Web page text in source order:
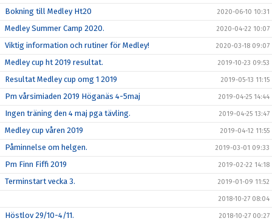
Bokning till Medley Ht20 2020-06-10 10:31
Medley Summer Camp 2020. 2020-04-22 10:07
Viktig information och rutiner för Medley! 2020-03-18 09:07
Medley cup ht 2019 resultat. 2019-10-23 09:53
Resultat Medley cup omg 1 2019 2019-05-13 11:15
Pm vårsimiaden 2019 Höganäs 4-5maj 2019-04-25 14:44
Ingen träning den 4 maj pga tävling. 2019-04-25 13:47
Medley cup våren 2019 2019-04-12 11:55
Påminnelse om helgen. 2019-03-01 09:33
Pm Finn Fiffi 2019 2019-02-22 14:18
Terminstart vecka 3. 2019-01-09 11:52
2018-10-27 08:04
Höstlov 29/10-4/11. 2018-10-27 00:27